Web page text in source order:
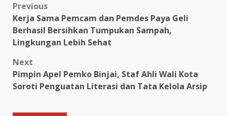
Post
navigation
Previous
Kerja Sama Pemcam dan Pemdes Paya Geli
Berhasil Bersihkan Tumpukan Sampah,
Lingkungan Lebih Sehat
Next
Pimpin Apel Pemko Binjai, Staf Ahli Wali Kota
Soroti Penguatan Literasi dan Tata Kelola Arsip